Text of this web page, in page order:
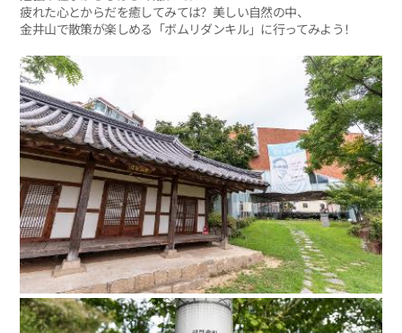
疲れた心とからだを癒してみては？美しい自然の中、
金井山で散策が楽しめる「ボムリダンキル」に行ってみよう！